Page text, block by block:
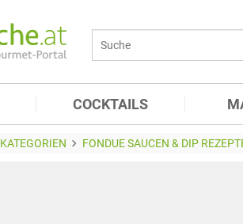
COCKTAILS
KATEGORIEN FONDUE SAUCEN & DIP